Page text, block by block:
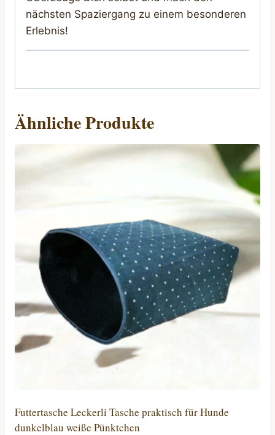
nächsten Spaziergang zu einem besonderen
Erlebnis!
Ähnliche Produkte
Futtertasche Leckerli Tasche praktisch für Hunde
dunkelblau weiße Pünktchen